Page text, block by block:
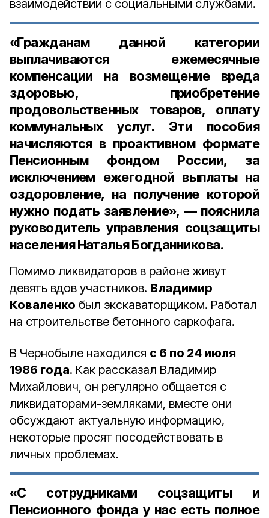
взаимодействии с социальными службами.
«Гражданам данной категории
выплачиваются ежемесячные
компенсации на возмещение вреда
здоровью, приобретение
продовольственных товаров, оплату
коммунальных услуг. Эти пособия
начисляются в проактивном формате
Пенсионным фондом России, за
исключением ежегодной выплаты на
оздоровление, на получение которой
нужно подать заявление», — пояснила
руководитель управления соцзащиты
населенияНаталья Богданникова.
Помимо ликвидаторов в районе живут
девять вдов участников. Владимир
Коваленко был экскаваторщиком. Работал
на строительстве бетонного саркофага.
В Чернобыле находился с 6 по 24 июля
1986 года. Как рассказал Владимир
Михайлович, он регулярно общается с
ликвидаторами-земляками, вместе они
обсуждают актуальную информацию,
некоторые просят посодействовать в
личных проблемах.
«С сотрудниками соцзащиты и
Пенсионного фонда у нас есть полное